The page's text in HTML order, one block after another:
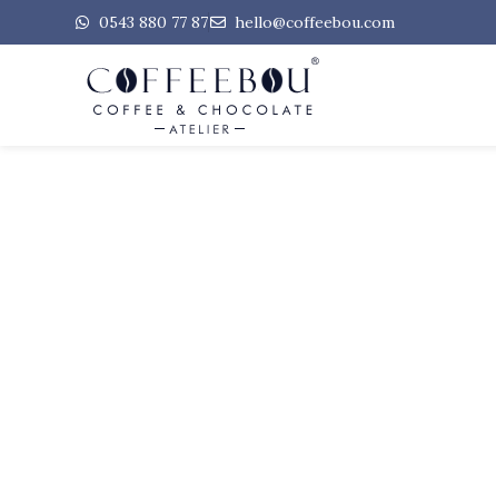
0543 880 77 87 hello@coffeebou.com